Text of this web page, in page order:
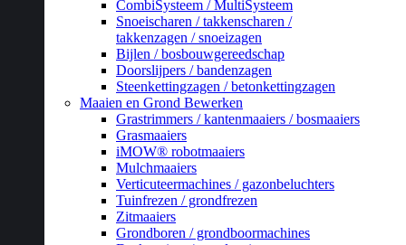
CombiSysteem / MultiSysteem
Snoeischaren / takkenscharen /
takkenzagen / snoeizagen
Bijlen / bosbouwgereedschap
Doorslijpers / bandenzagen
Steenkettingzagen / betonkettingzagen
Maaien en Grond Bewerken
Grastrimmers / kantenmaaiers / bosmaaiers
Grasmaaiers
iMOW® robotmaaiers
Mulchmaaiers
Verticuteermachines / gazonbeluchters
Tuinfrezen / grondfrezen
Zitmaaiers
Grondboren / grondboormachines